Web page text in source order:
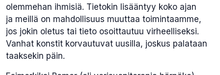
olemmehan ihmisiä. Tietokin lisääntyy koko ajan
ja meillä on mahdollisuus muuttaa toimintaamme,
jos jokin oletus tai tieto osoittautuu virheelliseksi.
Vanhat konstit korvautuvat uusilla, joskus palataan
taaksekin päin.